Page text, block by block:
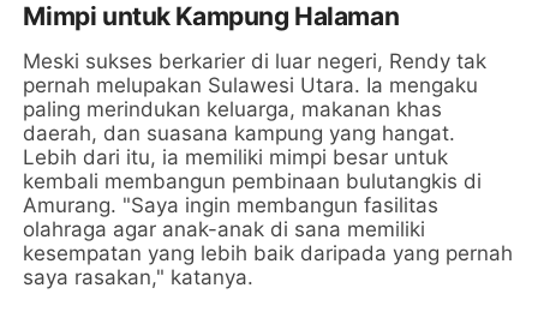
Mimpi untuk Kampung Halaman
Meski sukses berkarier di luar negeri, Rendy tak
pernah melupakan Sulawesi Utara. Ia mengaku
paling merindukan keluarga, makanan khas
daerah, dan suasana kampung yang hangat.
Lebih dari itu, ia memiliki mimpi besar untuk
kembali membangun pembinaan bulutangkis di
Amurang. "Saya ingin membangun fasilitas
olahraga agar anak-anak di sana memiliki
kesempatan yang lebih baik daripada yang pernah
saya rasakan," katanya.